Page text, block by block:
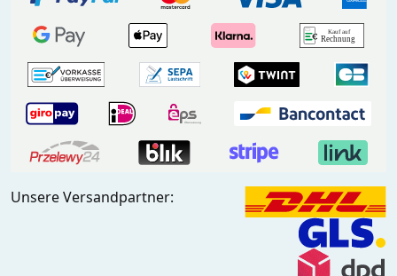
Unsere Versandpartner: